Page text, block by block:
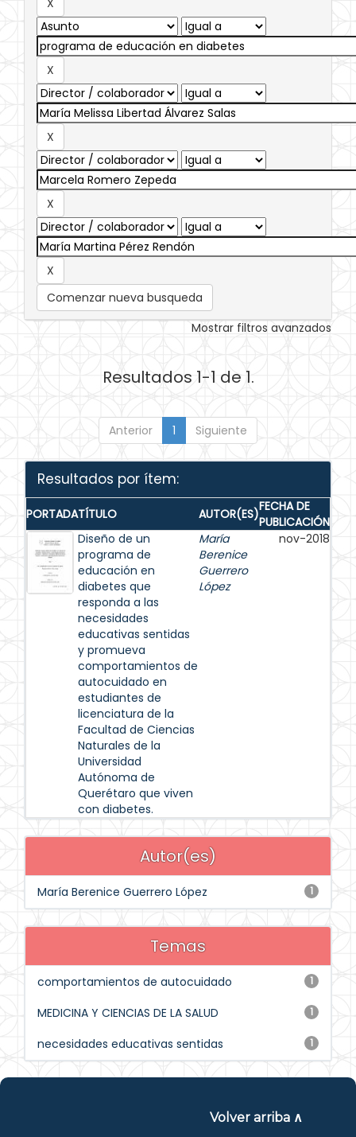
Comenzar nueva busqueda
Mostrar filtros avanzados
Resultados 1-1 de 1.
Anterior 1 Siguiente
Resultados por ítem:
PORTADATÍTULO AUTOR(ES)FECHA DE
PUBLICACIÓN
Diseño de un
programa de
educación en
diabetes que
responda a las
necesidades
educativas sentidas
y promueva
comportamientos de
autocuidado en
estudiantes de
licenciatura de la
Facultad de Ciencias
Naturales de la
Universidad
Autónoma de
Querétaro que viven
con diabetes.
María
Berenice
Guerrero
López
nov-2018
Autor(es)
1
María Berenice Guerrero López
Temas
1
comportamientos de autocuidado
1
MEDICINA Y CIENCIAS DE LA SALUD
1
necesidades educativas sentidas
Volver arriba ∧